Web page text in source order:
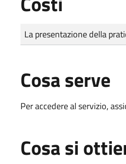
Tipo di pagamento
Importo
La presentazione della
Cosa serve
Per accedere al servizio,
Cosa si